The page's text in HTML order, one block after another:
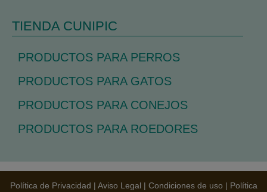
TIENDA CUNIPIC
PRODUCTOS PARA PERROS
PRODUCTOS PARA GATOS
PRODUCTOS PARA CONEJOS
PRODUCTOS PARA ROEDORES
Política de Privacidad | Aviso Legal | Condiciones de uso | Política